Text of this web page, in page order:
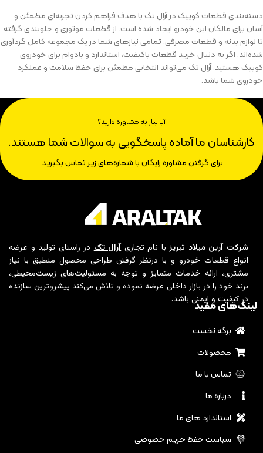
دسته‌بندی قطعات کوییک در آرال تک با هدف فراهم کردن تجربه‌ای مطمئن و
آسان برای مالکان این خودرو ایجاد شده است. از قطعات موتوری و جلوبندی گرفته
تا لوازم بدنه و قطعات مصرفی، تمامی نیازهای شما در یک مجموعه کامل گردآوری
شده‌اند. اگر به دنبال خرید قطعات باکیفیت، استاندارد و بادوام برای خودروی
کوییک هستید، آرال تک می‌تواند انتخابی مطمئن برای حفظ سلامت و عملکرد
خودروی شما باشد.
آیا نیاز به مشاوره دارید؟
کارشناسان ما آماده پاسخگویی به سوالات شما هستند.
برای گرفتن مشاوره رایگان با شماره‌های زیر تماس بگیرید.
شرکت آرین میلاد تبریزبا نام تجاریآرال تکدر راستای تولید و عرضه
انواع قطعات خودرو و با درنظر گرفتن طراحی محصول منطبق با نیاز
مشتری، ارائه خدمات متمایز و توجه به مسئولیت‌های زیست‌محیطی،
برند خود را در بازار داخلی عرضه نموده و تلاش می‌کند پیشروترین سازنده
در کیفیت و ایمنی باشد.
لینک‌های مفید
برگه نخست
محصولات
تماس با ما
درباره ما
استاندارد های ما
سیاست حفظ حریم خصوصی